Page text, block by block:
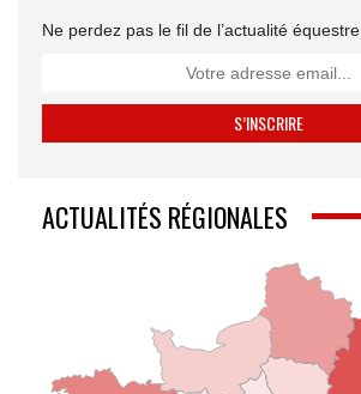
Ne perdez pas le fil de l’actualité équestre
ACTUALITÉS RÉGIONALES